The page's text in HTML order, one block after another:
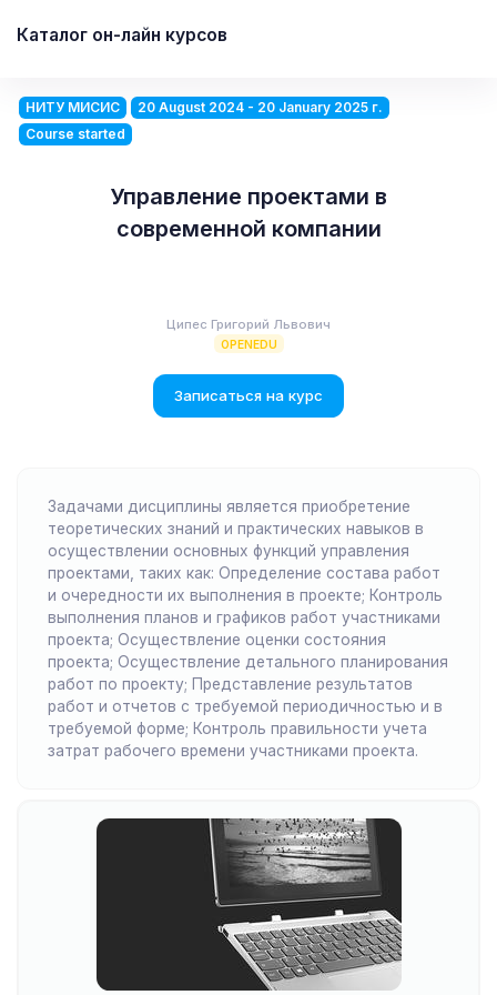
Каталог он-лайн курсов
НИТУ МИСИС
20 August 2024 - 20 January 2025 г.
Course started
Управление проектами в
современной компании
Ципес Григорий Львович
OPENEDU
Записаться на курс
Задачами дисциплины является приобретение
теоретических знаний и практических навыков в
осуществлении основных функций управления
проектами, таких как: Определение состава работ
и очередности их выполнения в проекте; Контроль
выполнения планов и графиков работ участниками
проекта; Осуществление оценки состояния
проекта; Осуществление детального планирования
работ по проекту; Представление результатов
работ и отчетов с требуемой периодичностью и в
требуемой форме; Контроль правильности учета
затрат рабочего времени участниками проекта.